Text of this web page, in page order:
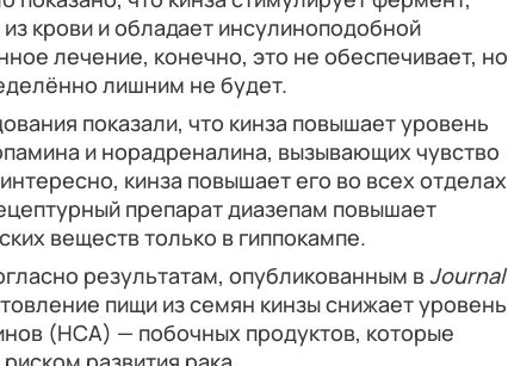
крови и обладает инсулиноподобной
лечение, конечно, это не обеспечивает, но
лишним не будет.
показали, что кинза повышает уровень
и норадреналина, вызывающих чувство
кинза повышает его во всех отделах
препарат диазепам повышает
веществ только в гиппокампе.
результатам, опубликованным вJournal
пищи из семян кинзы снижает уровень
(HCA) — побочных продуктов, которые